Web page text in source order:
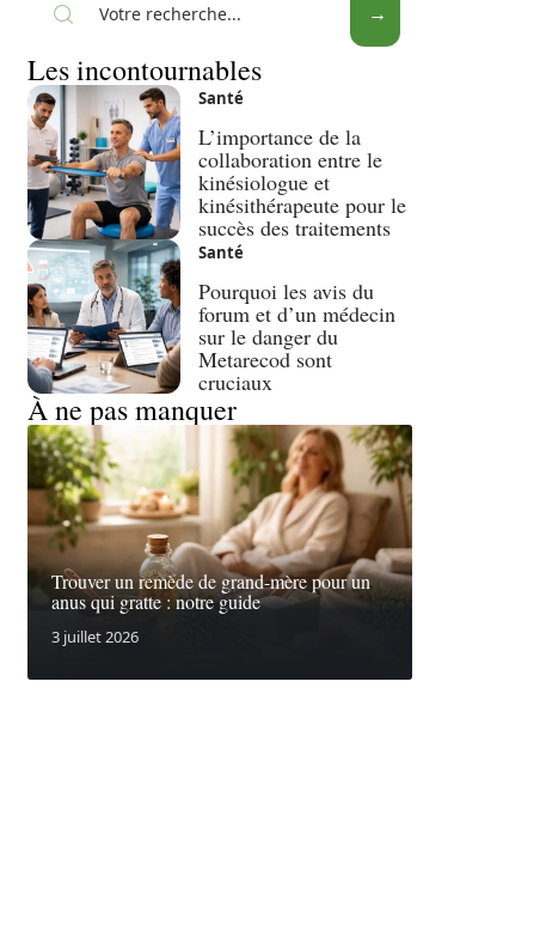
Les incontournables
Santé
L’importance de la
collaboration entre le
kinésiologue et
kinésithérapeute pour le
succès des traitements
Santé
Pourquoi les avis du
forum et d’un médecin
sur le danger du
Metarecod sont
cruciaux
À ne pas manquer
Trouver un remède de grand-mère pour un
anus qui gratte : notre guide
3 juillet 2026